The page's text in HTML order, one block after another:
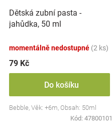
Dětská zubní pasta -
jahůdka, 50 ml
momentálně nedostupné (2 ks)
79 Kč
Do košíku
Bebble, Věk: +6m, Obsah: 50ml
Kód: 47800101